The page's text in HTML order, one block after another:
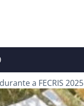
a FECRIS 2025